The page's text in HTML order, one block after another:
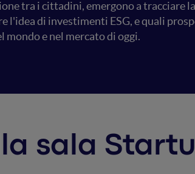
tra i cittadini, emergono a tracciare
di investimenti ESG, e quali
e nel mercato di oggi.
sala